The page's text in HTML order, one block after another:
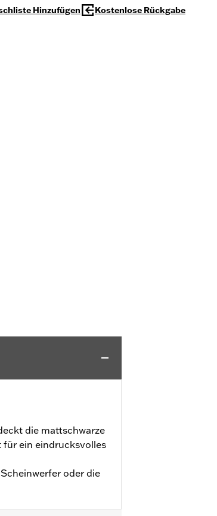
Hinzufügen Kostenlose Rückgabe
die mattschwarze
für ein eindrucksvolles
oder die